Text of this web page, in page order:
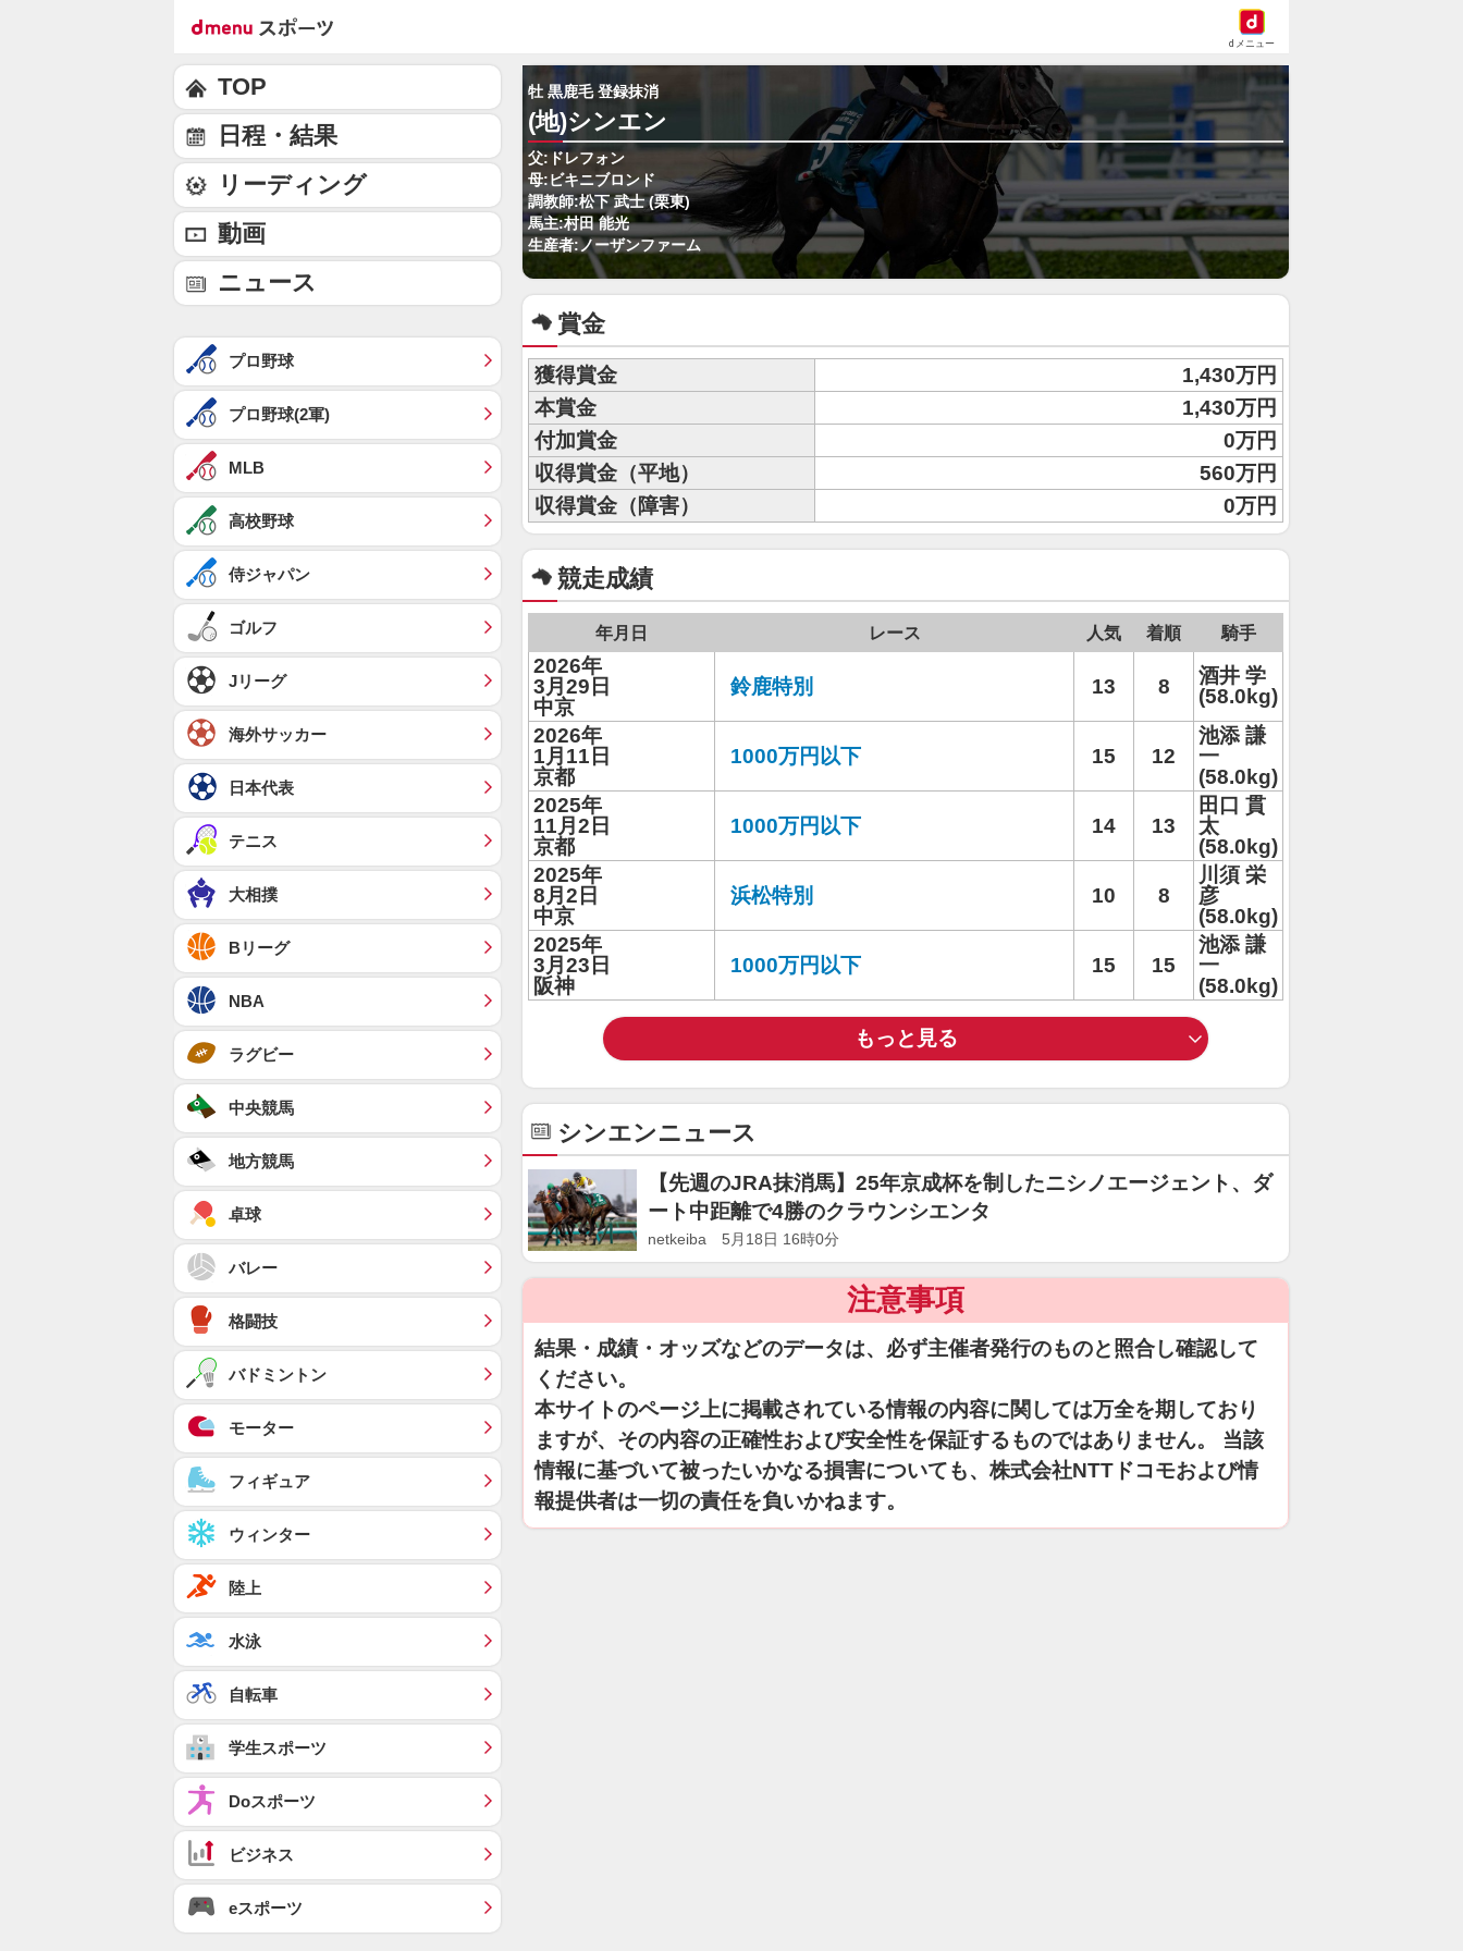
dメニュー
牡 黒鹿毛 登録抹消
(地)シンエン
父:ドレフォン
母:ビキニブロンド
調教師:松下 武士 (栗東)
馬主:村田 能光
生産者:ノーザンファーム
賞金
獲得賞金
1,430万円
本賞金
1,430万円
付加賞金
0万円
収得賞金（平地）
560万円
収得賞金（障害）
0万円
競走成績
年月日 レース 人気 着順 騎手
2026年
3月29日
中京
鈴鹿特別 13 8
酒井 学
(58.0kg)
2026年
1月11日
京都
1000万円以下 15 12
池添 謙
一
(58.0kg)
2025年
11月2日
京都
1000万円以下 14 13
田口 貫
太
(58.0kg)
2025年
8月2日
中京
浜松特別 10 8
川須 栄
彦
(58.0kg)
2025年
3月23日
阪神
1000万円以下 15 15
池添 謙
一
(58.0kg)
もっと見る
シンエンニュース
【先週のJRA抹消馬】25年京成杯を制したニシノエージェント、ダ
ート中距離で4勝のクラウンシエンタ
netkeiba 5月18日 16時0分
注意事項
結果・成績・オッズなどのデータは、必ず主催者発行のものと照合し確認して
ください。
本サイトのページ上に掲載されている情報の内容に関しては万全を期しており
ますが、その内容の正確性および安全性を保証するものではありません。 当該
情報に基づいて被ったいかなる損害についても、株式会社NTTドコモおよび情
報提供者は一切の責任を負いかねます。
TOP
日程・結果
リーディング
動画
ニュース
プロ野球
プロ野球(2軍)
MLB
高校野球
侍ジャパン
ゴルフ
Jリーグ
海外サッカー
日本代表
テニス
大相撲
Bリーグ
NBA
ラグビー
中央競馬
地方競馬
卓球
バレー
格闘技
バドミントン
モーター
フィギュア
ウィンター
陸上
水泳
自転車
学生スポーツ
Doスポーツ
ビジネス
eスポーツ